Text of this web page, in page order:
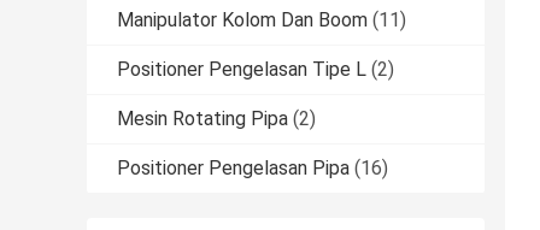
Manipulator Kolom Dan Boom (11)
Positioner Pengelasan Tipe L (2)
Mesin Rotating Pipa (2)
Positioner Pengelasan Pipa (16)